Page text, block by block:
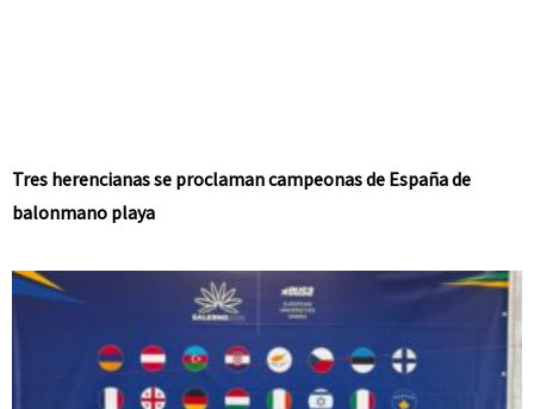
Tres herencianas se proclaman campeonas de España de
balonmano playa